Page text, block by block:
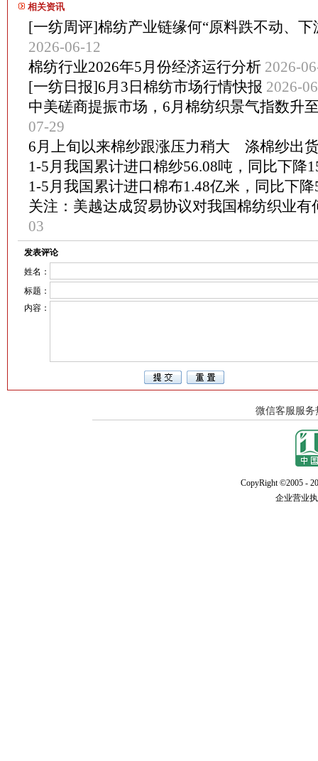
相关资讯
[一纺周评]棉纺产业链缘何“原料跌不动、下
2026-06-12
棉纺行业2026年5月份经济运行分析 2026-
[一纺日报]6月3日棉纺市场行情快报 2026-
中美磋商提振市场，6月棉纺织景气指数升
07-29
6月上旬以来棉纱跟涨压力稍大 涤棉纱出
1-5月我国累计进口棉纱56.08吨，同比下降
1-5月我国累计进口棉布1.48亿米，同比下降
关注：美越达成贸易协议对我国棉纺织业有
03
发表评论
姓名：
标题：
内容：
CopyRight ©2005 -
企业营业